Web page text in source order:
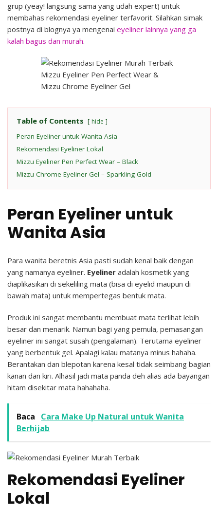
grup (yeay! langsung sama yang udah expert) untuk
membahas rekomendasi eyeliner terfavorit. Silahkan simak
postnya di blognya ya mengenai eyeliner lainnya yang ga
kalah bagus dan murah.
Table of Contents hide
Peran Eyeliner untuk Wanita Asia
Rekomendasi Eyeliner Lokal
Mizzu Eyeliner Pen Perfect Wear – Black
Mizzu Chrome Eyeliner Gel – Sparkling Gold
Peran Eyeliner untuk
Wanita Asia
Para wanita beretnis Asia pasti sudah kenal baik dengan
yang namanya eyeliner. Eyeliner adalah kosmetik yang
diaplikasikan di sekeliling mata (bisa di eyelid maupun di
bawah mata) untuk mempertegas bentuk mata.
Produk ini sangat membantu membuat mata terlihat lebih
besar dan menarik. Namun bagi yang pemula, pemasangan
eyeliner ini sangat susah (pengalaman). Terutama eyeliner
yang berbentuk gel. Apalagi kalau matanya minus hahaha.
Berantakan dan blepotan karena kesal tidak seimbang bagian
kanan dan kiri. Alhasil jadi mata panda deh alias ada bayangan
hitam disekitar mata hahahaha.
Baca
Cara Make Up Natural untuk Wanita
Berhijab
Rekomendasi Eyeliner
Lokal